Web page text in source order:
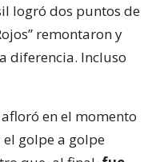
logró dos puntos de
remontaron y
diferencia. Incluso
en el momento
golpe a golpe